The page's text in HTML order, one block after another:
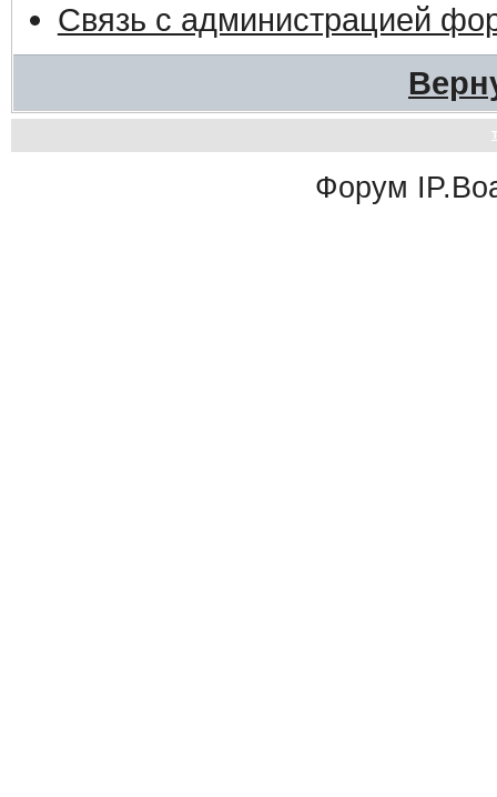
Связь с администрацией
Форум